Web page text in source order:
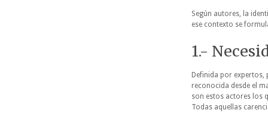
Según autores, la
ese contexto se
1.-
Definida por
reconocida desde el
son estos actores los
Todas aquellas